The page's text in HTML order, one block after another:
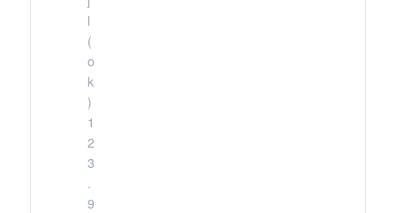
l
(
o
k
)
1
2
3
.
9